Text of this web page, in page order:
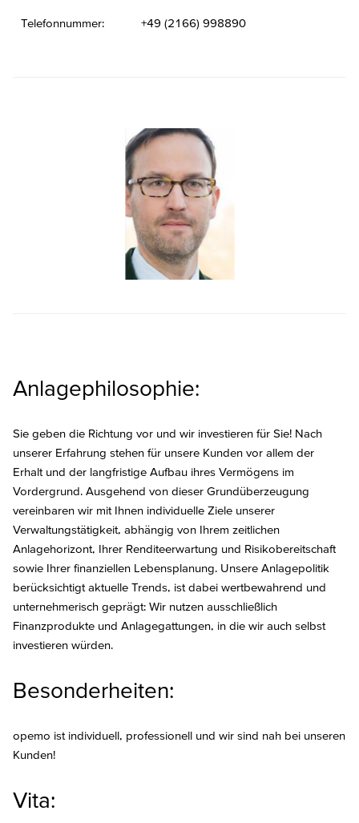
Telefonnummer: +49 (2166) 998890
Anlagephilosophie:
Sie geben die Richtung vor und wir investieren für Sie! Nach
unserer Erfahrung stehen für unsere Kunden vor allem der
Erhalt und der langfristige Aufbau ihres Vermögens im
Vordergrund. Ausgehend von dieser Grundüberzeugung
vereinbaren wir mit Ihnen individuelle Ziele unserer
Verwaltungstätigkeit, abhängig von Ihrem zeitlichen
Anlagehorizont, Ihrer Renditeerwartung und Risikobereitschaft
sowie Ihrer finanziellen Lebensplanung. Unsere Anlagepolitik
berücksichtigt aktuelle Trends, ist dabei wertbewahrend und
unternehmerisch geprägt: Wir nutzen ausschließlich
Finanzprodukte und Anlagegattungen, in die wir auch selbst
investieren würden.
Besonderheiten:
opemo ist individuell, professionell und wir sind nah bei unseren
Kunden!
Vita: